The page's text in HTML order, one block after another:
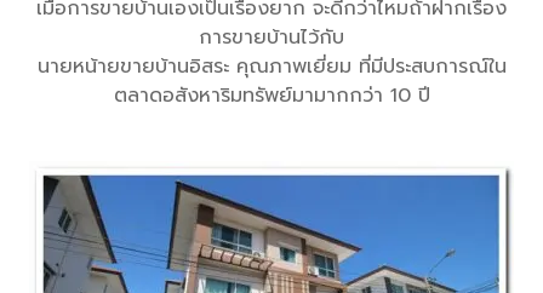
เมื่อการขายบ้านเองเป็นเรื่องยาก จะดีกว่าไหมถ้าฝากเรื่อง
การขายบ้านไว้กับ
นายหน้ายขายบ้านอิสระ คุณภาพเยี่ยม ที่มีประสบการณ์ใน
ตลาดอสังหาริมทรัพย์มามากกว่า 10 ปี